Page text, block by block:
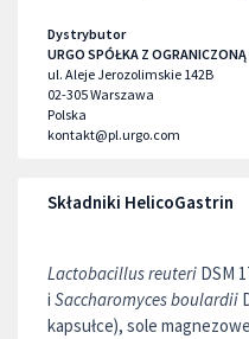
Dystrybutor
URGO SPÓŁKA Z
ul. Aleje Jerozolimskie 142B
02-305Warszawa
Polska
kontakt@pl.urgo.com
Składniki HelicoGastrin
Lactobacillus reuteri DSM
i Saccharomyces boulardii
kapsułce), sole